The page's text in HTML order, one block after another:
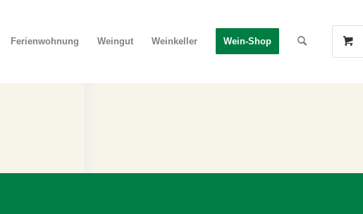
Ferienwohnung Weingut Weinkeller Wein-Shop